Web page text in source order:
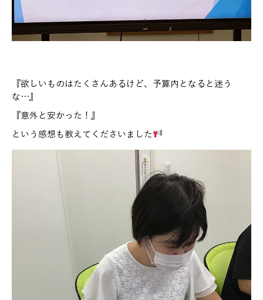
『欲しいものはたくさんあるけど、予算内となると迷う
な…』
『意外と安かった！』
という感想も教えてくださいました